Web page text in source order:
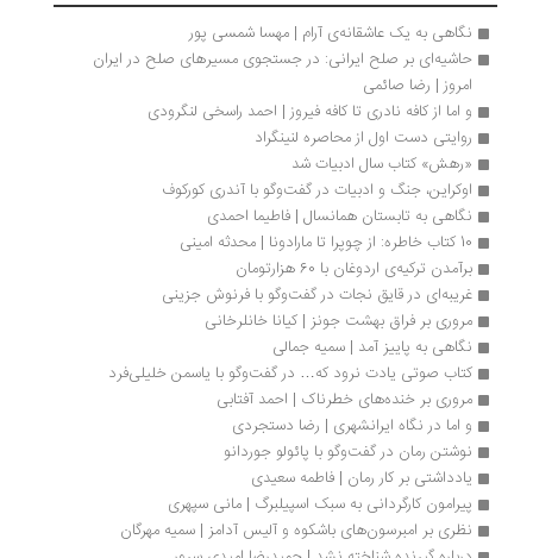
نگاهی به یک عاشقانه‌ی آرام | مهسا شمسی پور
حاشیه‌ای بر صلح ایرانی: در جستجوی مسیرهای صلح در ایران
امروز | رضا صائمی
و اما از کافه نادری تا کافه فیروز | احمد راسخی لنگرودی
روایتی دست اول از محاصره لنینگراد
«رهش» کتاب سال ادبیات شد
اوکراین، جنگ و ادبیات در گفت‌وگو با آندری کورکوف
نگاهی به تابستان همانسال | فاطیما احمدی
برآمدن تركیه‌ی اردوغان با 60 هزارتومان
غریبه‌ای در قایق نجات در گفت‌وگو با فرنوش جزینی
مروری بر فراق بهشت جونز | کیانا خانلرخانی
نگاهی به پاییز آمد | سمیه جمالی
کتاب صوتی یادت نرود که… در گفت‌وگو با یاسمن خلیلی‌فرد
مروری بر خنده‌های خطرناک | احمد آفتابی
و اما در نگاه ایرانشهری | رضا دستجردی
نوشتن رمان در گفت‌وگو با پائولو جوردانو
یادداشتی بر کار رمان | فاطمه سعیدی
پیرامون کارگردانی به سبک اسپیلبرگ | مانی سپهری
نظری بر امبرسون‌های باشکوه و آلیس آدامز | سمیه مهرگان